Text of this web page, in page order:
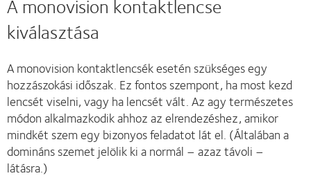
kiválasztása
A monovision kontaktlencsék esetén szükséges egy
hozzászokási időszak. Ez fontos szempont, ha most kezd
lencsét viselni, vagy ha lencsét vált. Az agy természetes
módon alkalmazkodik ahhoz az elrendezéshez, amikor
mindkét szem egy bizonyos feladatot lát el. (Általában a
domináns szemet jelölik ki a normál – azaz távoli –
látásra.)